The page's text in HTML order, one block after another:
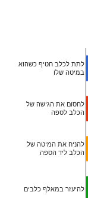
לתת לכלב חטיף כשהוא
במיטה שלו
לחסום את הגישה של
הכלב לספה
להניח את המיטה של
הכלב ליד הספה
להיעזר במאלף כלבים